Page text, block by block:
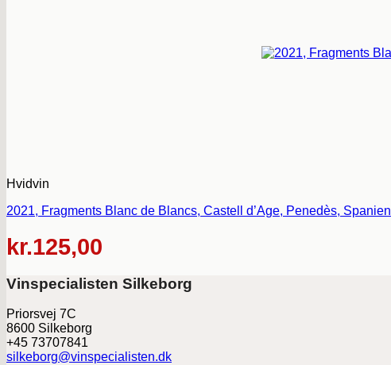
Hvidvin
2021, Fragments Blanc de Blancs, Castell d’Age, Penedès, Spanien
kr.125,00
Vinspecialisten Silkeborg
Priorsvej 7C
8600 Silkeborg
+45 73707841
silkeborg@vinspecialisten.dk